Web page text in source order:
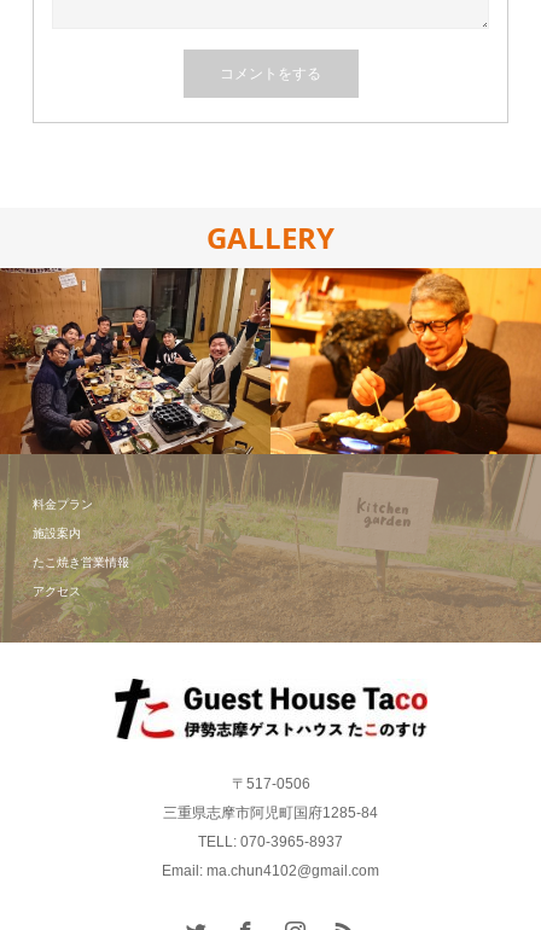
GALLERY
たこ焼きパ
ーティー！！
たこ焼き体
験！！
料金プラン
施設案内
たこ焼き営業情報
アクセス
〒517-0506
三重県志摩市阿児町国府1285-84
TELL: 070-3965-8937
Email: ma.chun4102@gmail.com